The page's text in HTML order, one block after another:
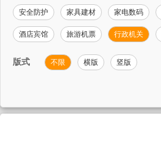
安全防护 家具建材 家电数码
酒店宾馆 旅游机票 行政机关
版式 不限 横版 竖版